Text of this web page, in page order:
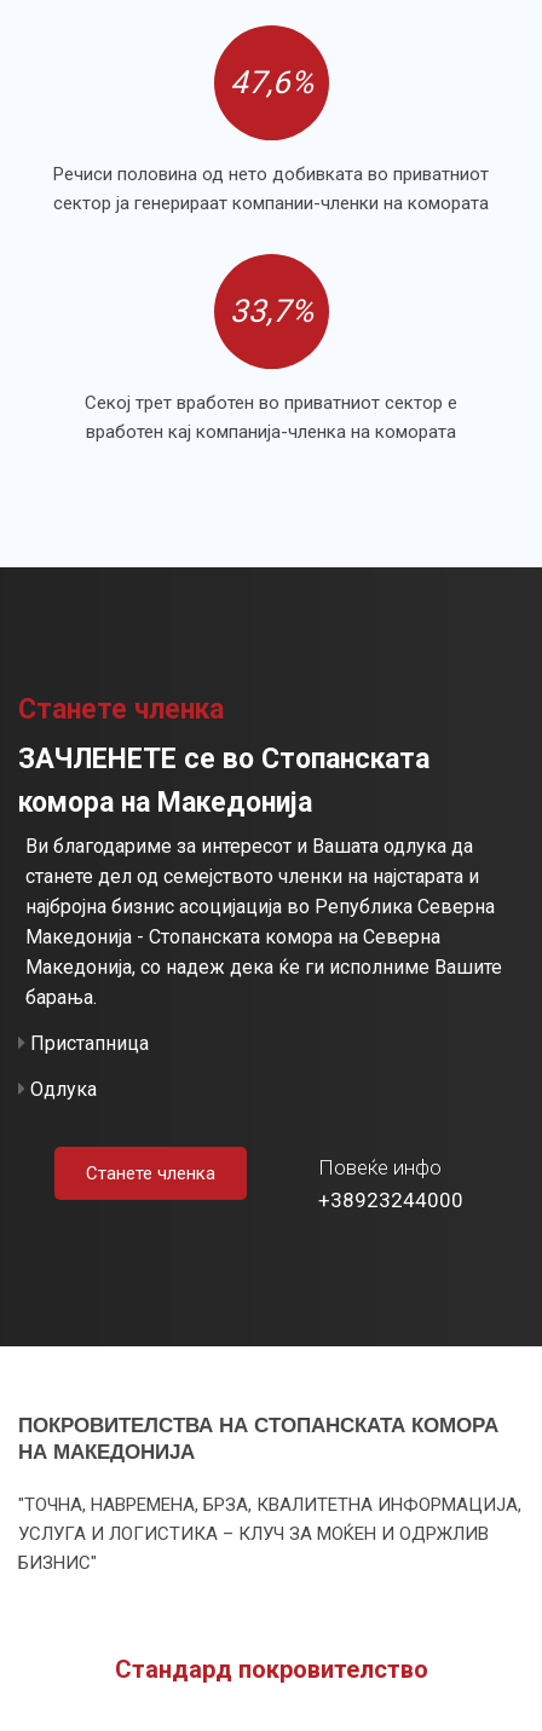
47,6%
Речиси половина од нето добивката во приватниот
сектор ја генерираат компании-членки на комората
33,7%
Секој трет вработен во приватниот сектор е
вработен кај компанија-членка на комората
Станете членка
ЗАЧЛЕНЕТЕ се во Стопанската
комора на Македонија
Ви благодариме за интересот и Вашата одлука да
станете дел од семејството членки на најстарата и
најбројна бизнис асоцијација во Република Северна
Македонија - Стопанската комора на Северна
Македонија, со надеж дека ќе ги исполниме Вашите
барања.
Пристапница
Одлука
Станете членка
Повеќе инфо
+38923244000
ПОКРОВИТЕЛСТВА НА СТОПАНСКАТА КОМОРА
НА МАКЕДОНИЈА
"ТОЧНА, НАВРЕМЕНА, БРЗА, КВАЛИТЕТНА ИНФОРМАЦИЈА,
УСЛУГА И ЛОГИСТИКА – КЛУЧ ЗА МОЌЕН И ОДРЖЛИВ
БИЗНИС"
Стандард покровителство